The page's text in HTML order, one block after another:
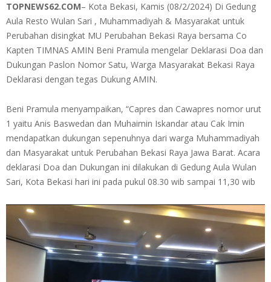
TOPNEWS62.COM– Kota Bekasi, Kamis (08/2/2024) Di Gedung
Aula Resto Wulan Sari , Muhammadiyah & Masyarakat untuk
Perubahan disingkat MU Perubahan Bekasi Raya bersama Co
Kapten TIMNAS AMIN Beni Pramula mengelar Deklarasi Doa dan
Dukungan Paslon Nomor Satu, Warga Masyarakat Bekasi Raya
Deklarasi dengan tegas Dukung AMIN.
Beni Pramula menyampaikan, “Capres dan Cawapres nomor urut
1 yaitu Anis Baswedan dan Muhaimin Iskandar atau Cak Imin
mendapatkan dukungan sepenuhnya dari warga Muhammadiyah
dan Masyarakat untuk Perubahan Bekasi Raya Jawa Barat. Acara
deklarasi Doa dan Dukungan ini dilakukan di Gedung Aula Wulan
Sari, Kota Bekasi hari ini pada pukul 08.30 wib sampai 11,30 wib